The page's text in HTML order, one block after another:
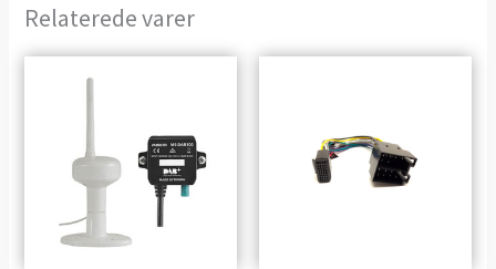
Relaterede varer